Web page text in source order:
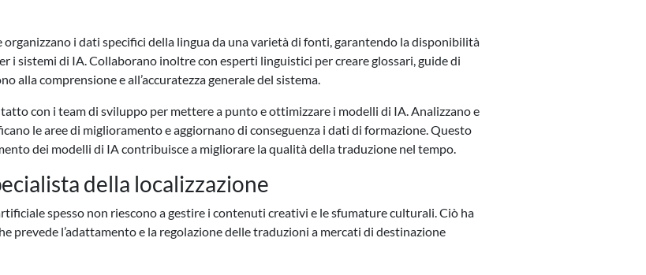
i dati specifici della lingua da una varietà di fonti, garantendo la disponibilità
i sistemi di IA. Collaborano inoltre con esperti linguistici per creare glossari, guide di
alla comprensione e all’accuratezza generale del sistema.
con i team di sviluppo per mettere a punto e ottimizzare i modelli di IA. Analizzano e
le aree di miglioramento e aggiornano di conseguenza i dati di formazione. Questo
dei modelli di IA contribuisce a migliorare la qualità della traduzione nel tempo.
della localizzazione
spesso non riescono a gestire i contenuti creativi e le sfumature culturali. Ciò ha
prevede l’adattamento e la regolazione delle traduzioni a mercati di destinazione